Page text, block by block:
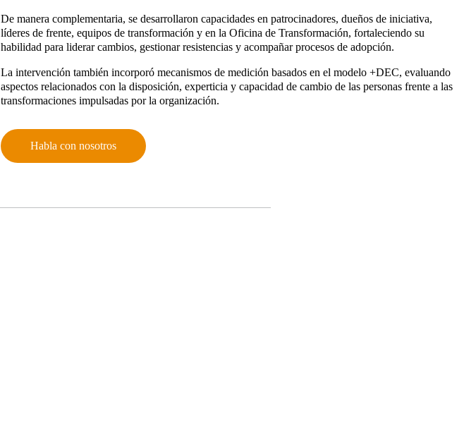
De manera complementaria, se desarrollaron capacidades en patrocinadores, dueños de iniciativa,
líderes de frente, equipos de transformación y en la Oficina de Transformación, fortaleciendo su
habilidad para liderar cambios, gestionar resistencias y acompañar procesos de adopción.
La intervención también incorporó mecanismos de medición basados en el modelo +DEC, evaluando
aspectos relacionados con la disposición, experticia y capacidad de cambio de las personas frente a las
transformaciones impulsadas por la organización.
Habla con nosotros